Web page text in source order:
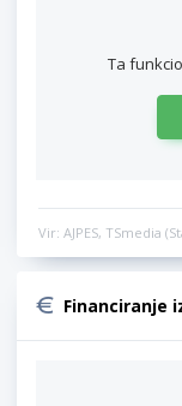
Ta
Vir: AJPES, TSmedia
Financiranje